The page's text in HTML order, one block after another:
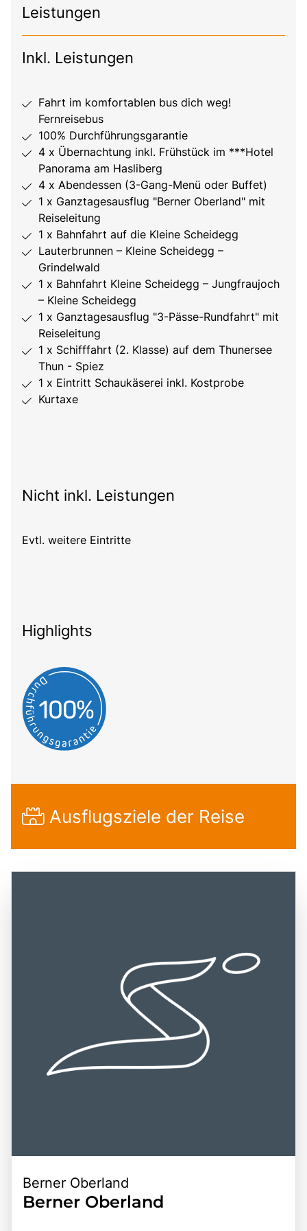
Leistungen
Inkl. Leistungen
Fahrt im komfortablen bus dich weg!
Fernreisebus
100% Durchführungsgarantie
4 x Übernachtung inkl. Frühstück im ***Hotel
Panorama am Hasliberg
4 x Abendessen (3-Gang-Menü oder Buffet)
1 x Ganztagesausflug "Berner Oberland" mit
Reiseleitung
1 x Bahnfahrt auf die Kleine Scheidegg
Lauterbrunnen – Kleine Scheidegg –
Grindelwald
1 x Bahnfahrt Kleine Scheidegg – Jungfraujoch
– Kleine Scheidegg
1 x Ganztagesausflug "3-Pässe-Rundfahrt" mit
Reiseleitung
1 x Schifffahrt (2. Klasse) auf dem Thunersee
Thun - Spiez
1 x Eintritt Schaukäserei inkl. Kostprobe
Kurtaxe
Nicht inkl. Leistungen
Evtl. weitere Eintritte
Highlights
Ausflugsziele der Reise
Berner Oberland
Berner Oberland